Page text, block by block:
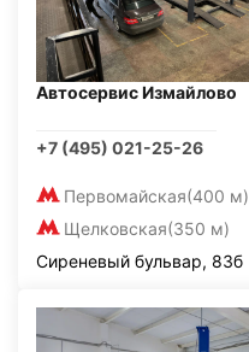
Автосервис Измайлово
+7 (495) 021-25-26
Первомайская(400 м)
Щелковская(350 м)
Сиреневый бульвар, 83б